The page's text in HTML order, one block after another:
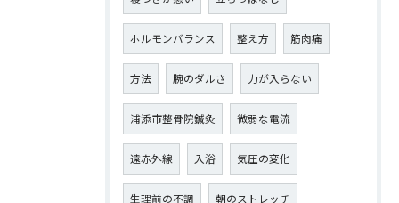
ホルモンバランス 整え方 筋肉痛
方法 腕のダルさ 力が入らない
浦添市整骨院鍼灸 微弱な電流
遠赤外線 入浴 気圧の変化
生理前の不調 朝のストレッチ